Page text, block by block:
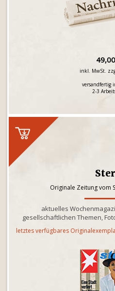
inkl. MwSt.
versandfertig
2-3
Originale Zeitung vom
aktuelles
gesellschaftlichen Themen,
letztes verfügbares